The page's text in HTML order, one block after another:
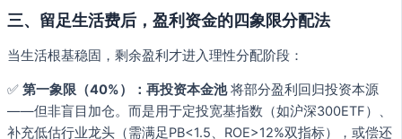
三、留足生活费后，盈利资金的四象限分配法
当生活根基稳固，剩余盈利才进入理性分配阶段：
✅ 第一象限（40%）：再投资本金池将部分盈利回归投资本源
——但非盲目加仓。而是用于定投宽基指数（如沪深300ETF）、
补充低估行业龙头（需满足PB<1.5、ROE>12%双指标），或偿还